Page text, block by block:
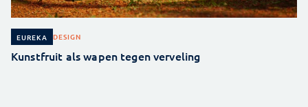
EUREKA DESIGN
Kunstfruit als wapen tegen verveling